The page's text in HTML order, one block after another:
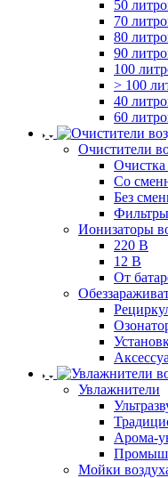
50
70
80
90
100
> 100
40
60
Очистители
Cо
Без
Ионизаторы
220 В
12 В
От
Увлажнители
Арома-
Мойки